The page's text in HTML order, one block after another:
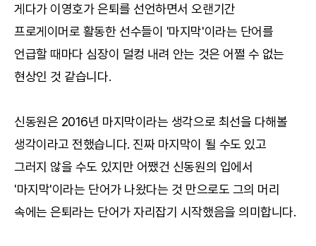
게다가 이영호가 은퇴를 선언하면서 오랜기간
프로게이머로 활동한 선수들이 '마지막'이라는 단어를
언급할 때마다 심장이 덜컹 내려 안는 것은 어쩔 수 없는
현상인 것 같습니다.
신동원은 2016년 마지막이라는 생각으로 최선을 다해볼
생각이라고 전했습니다. 진짜 마지막이 될 수도 있고
그러지 않을 수도 있지만 어쨌건 신동원의 입에서
'마지막'이라는 단어가 나왔다는 것 만으로도 그의 머리
속에는 은퇴라는 단어가 자리잡기 시작했음을 의미합니다.